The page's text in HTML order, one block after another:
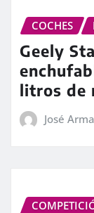
COCHES
Geely
litros de
José